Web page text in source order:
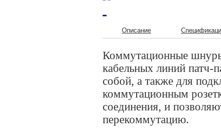
Описание
Коммутационные
кабельных линий патч-
собой, а также для
коммутационным
соединения, и
перекоммутацию.